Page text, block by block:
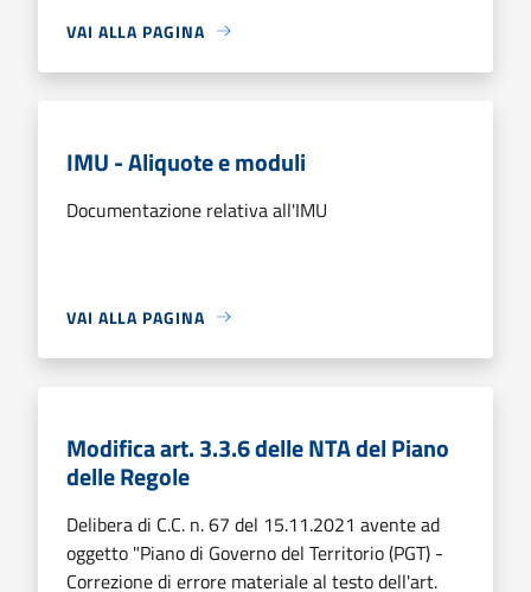
VAI ALLA PAGINA
IMU - Aliquote e moduli
Documentazione relativa all'IMU
VAI ALLA PAGINA
Modifica art. 3.3.6 delle NTA del Piano
delle Regole
Delibera di C.C. n. 67 del 15.11.2021 avente ad
oggetto "Piano di Governo del Territorio (PGT) -
Correzione di errore materiale al testo dell'art.